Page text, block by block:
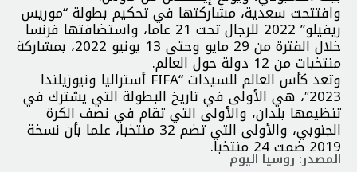
وافتتحت سعدية، مشاركتها في تحكيم بطولة “موريس
ريفيلو” 2022 للرجال تحت 21 عاما، واستضافتها فرنسا
خلال الفترة من 29 مايو وحتى 13 يونيو 2022، بمشاركة
منتخبات من 12 دولة حول العالم.
وتعد كأس العالم للسيدات “FIFA أستراليا ونيوزيلندا
2023″، هي الأولى في تاريخ البطولة التي يشترك في
تنظيمها بلدان، والأولى التي تقام في نصف الكرة
الجنوبي، والأولى التي تضم 32 منتخبا، علما بأن نسخة
2019 ضمت 24 منتخبا.
المصدر: روسيا اليوم